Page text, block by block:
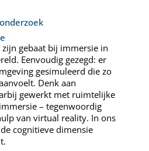
gebaat bij immersie in
Eenvoudig gezegd: er
gesimuleerd die zo
Denk aan
gewerkt met ruimtelijke
– tegenwoordig
van virtual reality. In ons
cognitieve dimensie